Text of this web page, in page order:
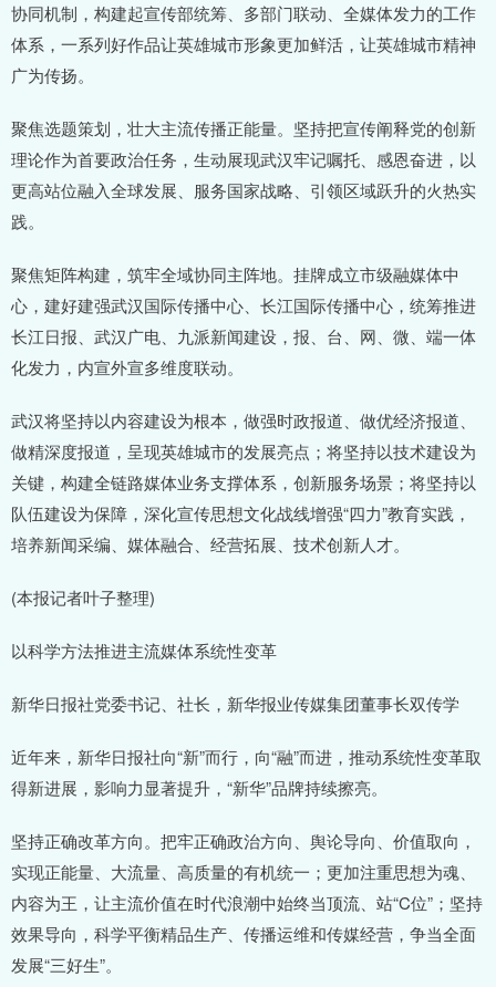
协同机制，构建起宣传部统筹、多部门联动、全媒体发力的工作
体系，一系列好作品让英雄城市形象更加鲜活，让英雄城市精神
广为传扬。
聚焦选题策划，壮大主流传播正能量。坚持把宣传阐释党的创新
理论作为首要政治任务，生动展现武汉牢记嘱托、感恩奋进，以
更高站位融入全球发展、服务国家战略、引领区域跃升的火热实
践。
聚焦矩阵构建，筑牢全域协同主阵地。挂牌成立市级融媒体中
心，建好建强武汉国际传播中心、长江国际传播中心，统筹推进
长江日报、武汉广电、九派新闻建设，报、台、网、微、端一体
化发力，内宣外宣多维度联动。
武汉将坚持以内容建设为根本，做强时政报道、做优经济报道、
做精深度报道，呈现英雄城市的发展亮点；将坚持以技术建设为
关键，构建全链路媒体业务支撑体系，创新服务场景；将坚持以
队伍建设为保障，深化宣传思想文化战线增强“四力”教育实践，
培养新闻采编、媒体融合、经营拓展、技术创新人才。
(本报记者叶子整理)
以科学方法推进主流媒体系统性变革
新华日报社党委书记、社长，新华报业传媒集团董事长双传学
近年来，新华日报社向“新”而行，向“融”而进，推动系统性变革取
得新进展，影响力显著提升，“新华”品牌持续擦亮。
坚持正确改革方向。把牢正确政治方向、舆论导向、价值取向，
实现正能量、大流量、高质量的有机统一；更加注重思想为魂、
内容为王，让主流价值在时代浪潮中始终当顶流、站“C位”；坚持
效果导向，科学平衡精品生产、传播运维和传媒经营，争当全面
发展“三好生”。